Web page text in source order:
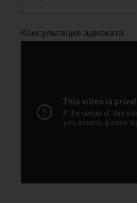
Консультация адвоката